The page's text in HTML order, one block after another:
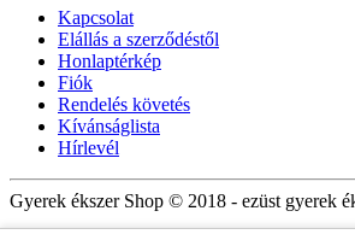
Kapcsolat
Elállás a szerződéstől
Honlaptérkép
Fiók
Rendelés követés
Kívánságlista
Hírlevél
Gyerek ékszer Shop © 2018 - ezüst gyerek